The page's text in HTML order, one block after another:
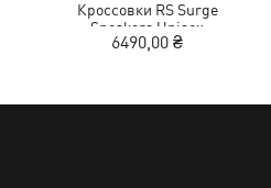
Кроссовки RS Surge
Sneakers Unisex
6490,00 ₴